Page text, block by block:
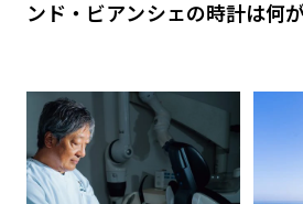
ンド・ビアンシェの時計は何